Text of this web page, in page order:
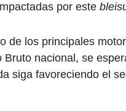
por este
de los principales
Bruto nacional, se
siga favoreciendo el